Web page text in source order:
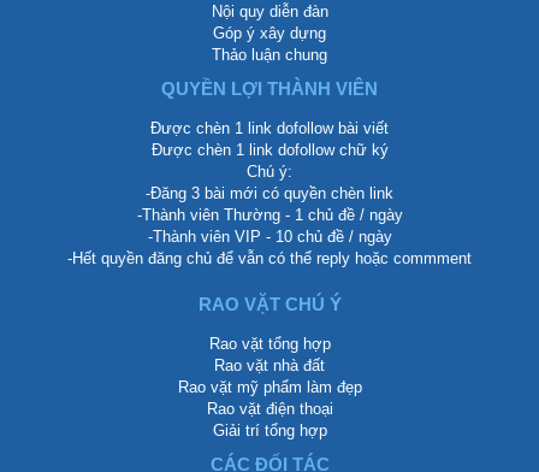
Nội quy diễn đàn
Góp ý xây dựng
Thảo luận chung
QUYỀN LỢI THÀNH VIÊN
Được chèn 1 link dofollow bài viết
Được chèn 1 link dofollow chữ ký
Chú ý:
-Đăng 3 bài mới có quyền chèn link
-Thành viên Thường - 1 chủ đề / ngày
-Thành viên VIP - 10 chủ đề / ngày
-Hết quyền đăng chủ để vẫn có thể reply hoặc commment
RAO VẶT CHÚ Ý
Rao vặt tổng hợp
Rao vặt nhà đất
Rao vặt mỹ phẩm làm đẹp
Rao vặt điện thoại
Giải trí tổng hợp
CÁC ĐỐI TÁC